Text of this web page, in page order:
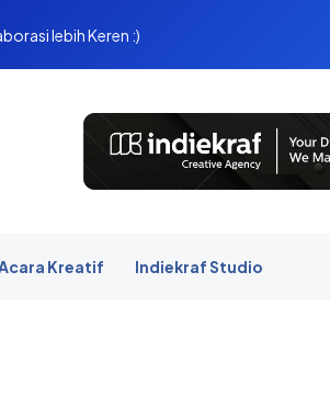
lebih Keren :)
Kreatif Indiekraf Studio